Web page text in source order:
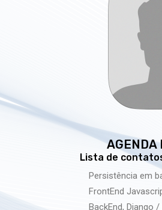
AGENDA
Lista de
Persistência em
FrontEnd
BackEnd, Django /